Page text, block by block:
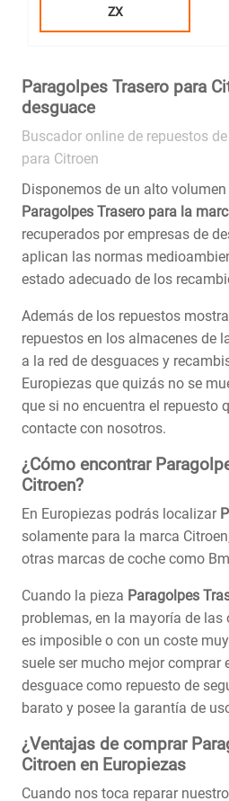
ZX
Paragolpes Trasero para
desguace
Buscador online de repuestos
para Citroen
Disponemos de un alto
Paragolpes Trasero para la
recuperados por empresas de
aplican las normas
estado adecuado de los
Además de los repuestos
repuestos en los almacenes de
a la red de desguaces y
Europiezas que quizás no se
que si no encuentra el repuesto
contacte con nosotros.
¿Cómo encontrar
Citroen?
En Europiezas podrás localizar
solamente para la marca
otras marcas de coche como
Cuando la pieza Paragolpes
problemas, en la mayoría de
es imposible o con un coste
suele ser mucho mejor comprar
desguace como repuesto de
barato y posee la garantía de
¿Ventajas de comprar
Citroen en Europiezas
Cuando nos toca reparar